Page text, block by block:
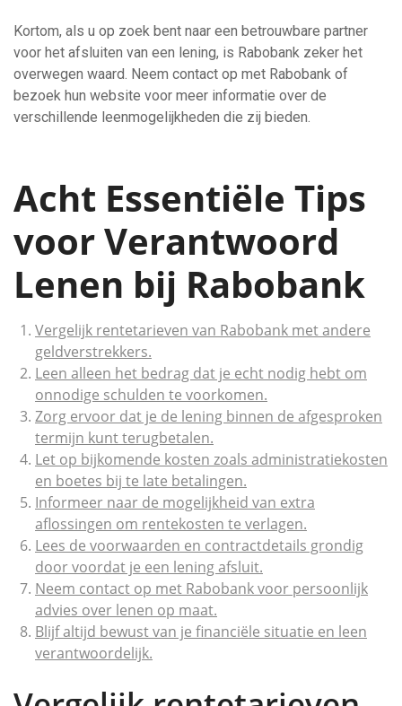
Kortom, als u op zoek bent naar een betrouwbare partner
voor het afsluiten van een lening, is Rabobank zeker het
overwegen waard. Neem contact op met Rabobank of
bezoek hun website voor meer informatie over de
verschillende leenmogelijkheden die zij bieden.
Acht Essentiële Tips
voor Verantwoord
Lenen bij Rabobank
Vergelijk rentetarieven van Rabobank met andere
geldverstrekkers.
Leen alleen het bedrag dat je echt nodig hebt om
onnodige schulden te voorkomen.
Zorg ervoor dat je de lening binnen de afgesproken
termijn kunt terugbetalen.
Let op bijkomende kosten zoals administratiekosten
en boetes bij te late betalingen.
Informeer naar de mogelijkheid van extra
aflossingen om rentekosten te verlagen.
Lees de voorwaarden en contractdetails grondig
door voordat je een lening afsluit.
Neem contact op met Rabobank voor persoonlijk
advies over lenen op maat.
Blijf altijd bewust van je financiële situatie en leen
verantwoordelijk.